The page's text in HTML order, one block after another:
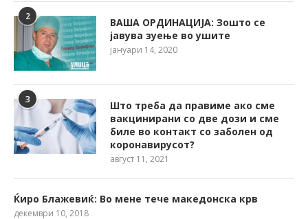
2
ВАША ОРДИНАЦИЈА: Зошто се
јавува зуење во ушите
јануари 14, 2020
3
Што треба да правиме ако сме
вакцинирани со две дози и сме
биле во контакт со заболен од
коронавирусот?
август 11, 2021
Ќиро Блажевиќ: Во мене тече македонска крв
декември 10, 2018